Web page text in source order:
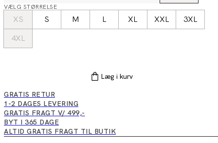
VÆLG STØRRELSE
XS S M L XL XXL
3XL
4XL
Læg i kurv
GRATIS RETUR
1-2 DAGES LEVERING
GRATIS FRAGT V/ 499,-
BYT I 365 DAGE
ALTID GRATIS FRAGT TIL BUTIK